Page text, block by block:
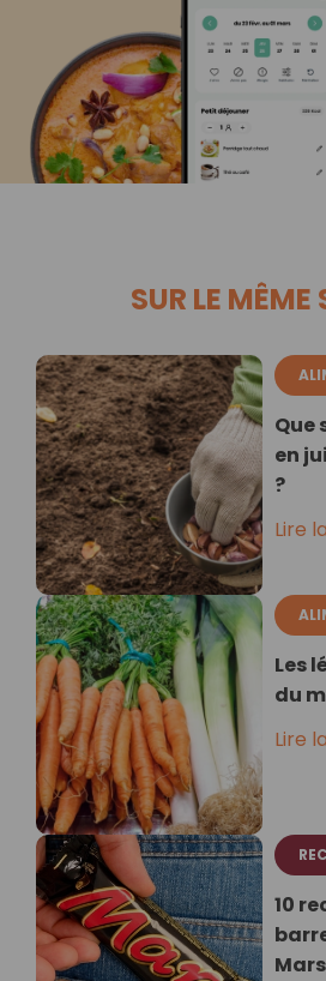
SUR LE MÊME
Que
en
?
Lire
Les
du
Lire
10
Mars